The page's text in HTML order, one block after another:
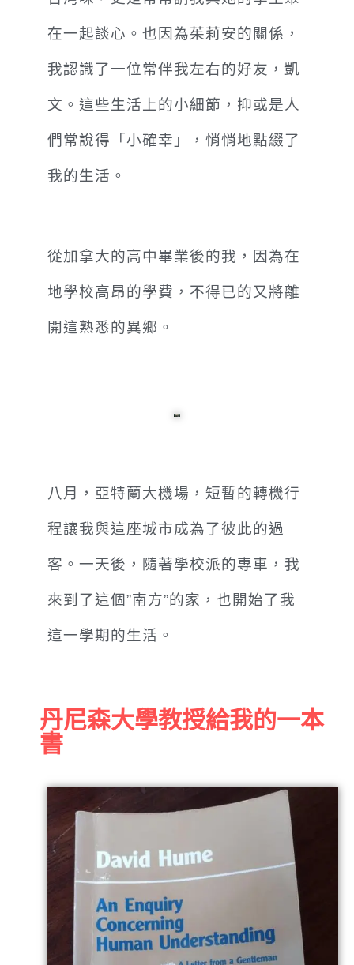
在一起談心。也因為茱莉安的關係，
我認識了一位常伴我左右的好友，凱
文。這些生活上的小細節，抑或是人
們常說得「小確幸 」 ，悄悄地點綴了
我的生活。
從加拿大的高中畢業後的我，因為在
地學校高昂的學費，不得已的又將離
開這熟悉的異鄉。
八月，亞特蘭大機場，短暫的轉機行
程讓我與這座城市成為了彼此的過
客。一天後，隨著學校派的專車，我
來到了這個”南方”的家，也開始了我
這一學期的生活。
丹尼森大學教授給我的一本
書